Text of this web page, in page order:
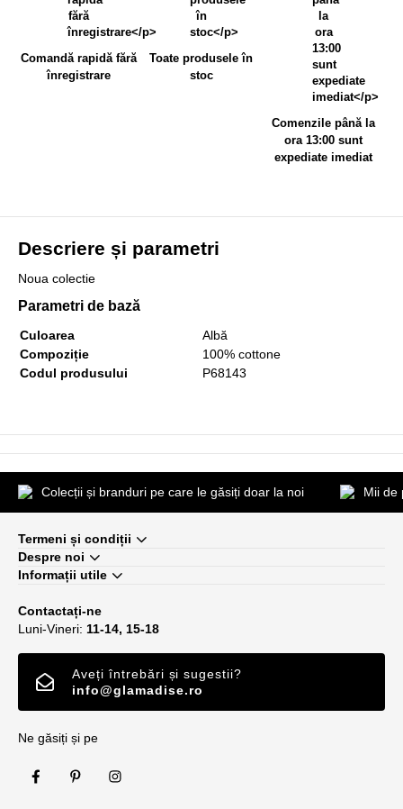
Comandă rapidă fără
înregistrare
Toate produsele în
stoc
Comenzile până la
ora 13:00 sunt
expediate imediat
Descriere și parametri
Noua colectie
Parametri de bază
Culoarea
Albă
Compoziție
100% cottone
Codul produsului
P68143
Colecții și branduri pe care le găsiți doar la noi Mii de
Termeni și condiții
Despre noi
Informații utile
Contactați-ne
Luni-Vineri: 11-14, 15-18
Aveți întrebări și sugestii?
info@glamadise.ro
Ne găsiți și pe